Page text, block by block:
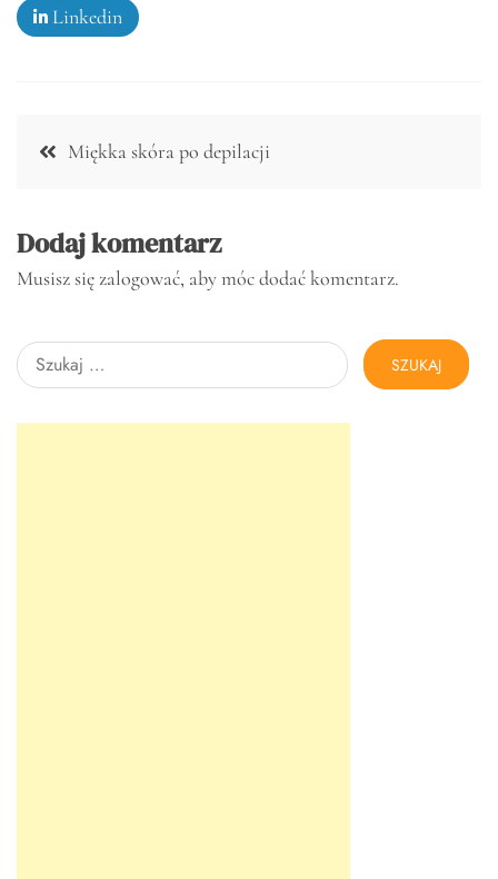
Linkedin
Nawigacja
Miękka skóra po depilacji
Dodaj komentarz
Musisz sięzalogować, aby móc dodać komentarz.
Szukaj: